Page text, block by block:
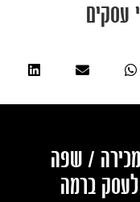
עסקים
/ שפה
לעסק ברמה